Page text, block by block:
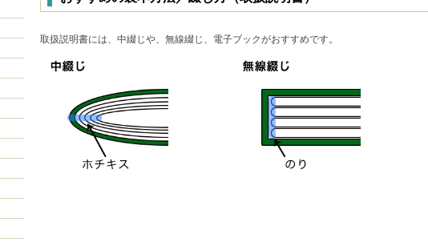
取扱説明書には、中綴じや、無線綴じ、電子ブックがおすすめです。